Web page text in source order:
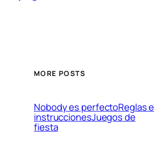
MORE POSTS
Nobody es perfectoReglas e
instruccionesJuegos de
fiesta